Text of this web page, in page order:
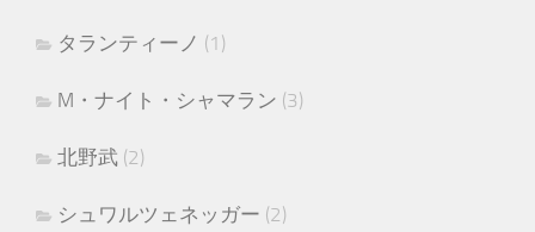
タランティーノ (1)
M・ナイト・シャマラン (3)
北野武 (2)
シュワルツェネッガー (2)